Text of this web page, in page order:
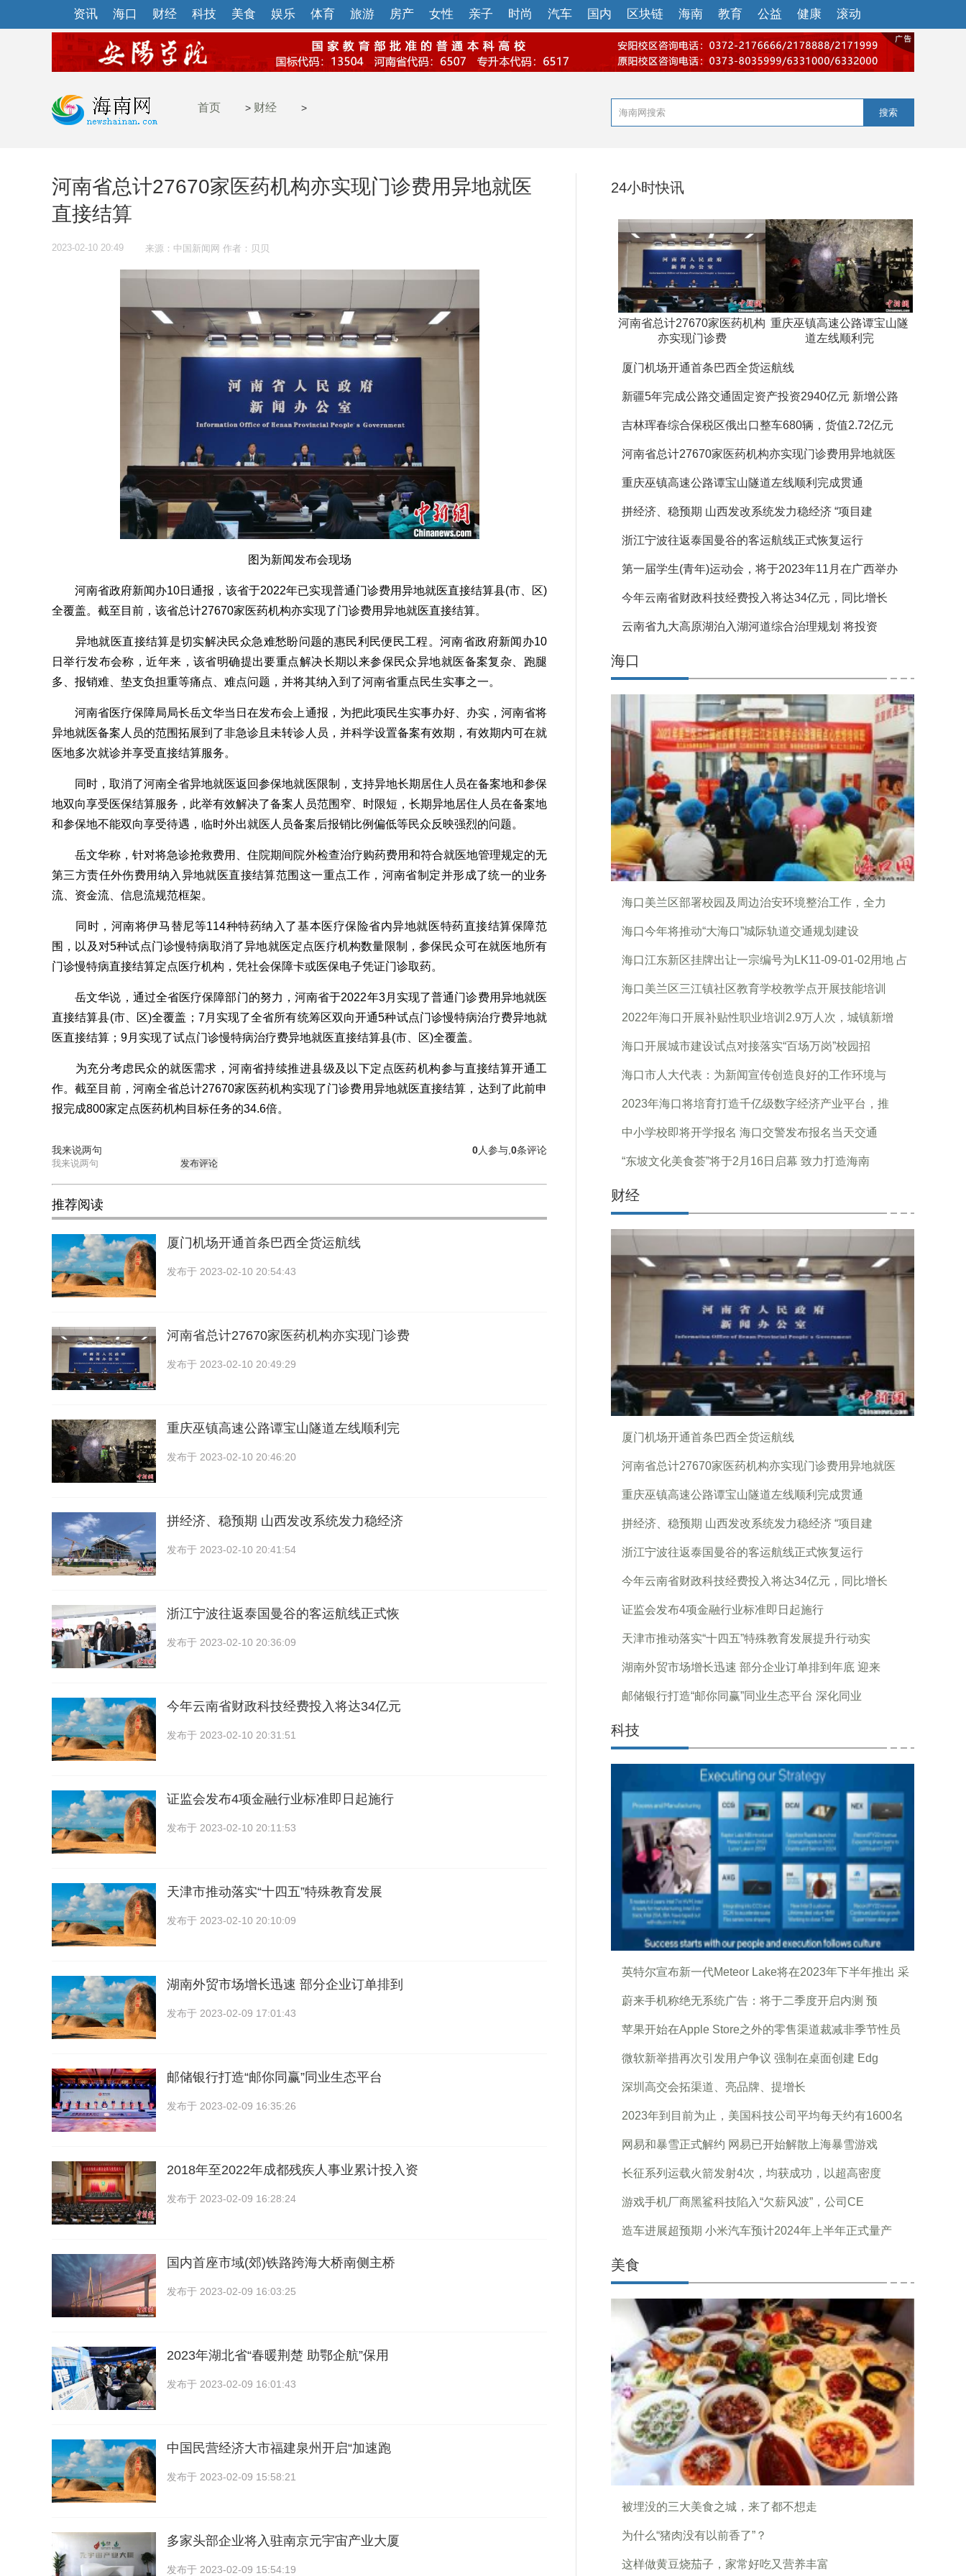
资讯 海口 财经 科技 美食 娱乐 体育 旅游 房产 女性 亲子 时尚 汽车 国内 区块链 海南 教育 公益 健康 滚动
首页 > 财经 > 搜索
河南省总计27670家医药机构亦实现门诊费用异地就医
直接结算
2023-02-10 20:49 来源：中国新闻网 作者：贝贝
图为新闻发布会现场
河南省政府新闻办10日通报，该省于2022年已实现普通门诊费用异地就医直接结算县(市、区)
全覆盖。截至目前，该省总计27670家医药机构亦实现了门诊费用异地就医直接结算。
异地就医直接结算是切实解决民众急难愁盼问题的惠民利民便民工程。河南省政府新闻办10
日举行发布会称，近年来，该省明确提出要重点解决长期以来参保民众异地就医备案复杂、跑腿
多、报销难、垫支负担重等痛点、难点问题，并将其纳入到了河南省重点民生实事之一。
河南省医疗保障局局长岳文华当日在发布会上通报，为把此项民生实事办好、办实，河南省将
异地就医备案人员的范围拓展到了非急诊且未转诊人员，并科学设置备案有效期，有效期内可在就
医地多次就诊并享受直接结算服务。
同时，取消了河南全省异地就医返回参保地就医限制，支持异地长期居住人员在备案地和参保
地双向享受医保结算服务，此举有效解决了备案人员范围窄、时限短，长期异地居住人员在备案地
和参保地不能双向享受待遇，临时外出就医人员备案后报销比例偏低等民众反映强烈的问题。
岳文华称，针对将急诊抢救费用、住院期间院外检查治疗购药费用和符合就医地管理规定的无
第三方责任外伤费用纳入异地就医直接结算范围这一重点工作，河南省制定并形成了统一的业务
流、资金流、信息流规范框架。
同时，河南将伊马替尼等114种特药纳入了基本医疗保险省内异地就医特药直接结算保障范
围，以及对5种试点门诊慢特病取消了异地就医定点医疗机构数量限制，参保民众可在就医地所有
门诊慢特病直接结算定点医疗机构，凭社会保障卡或医保电子凭证门诊取药。
岳文华说，通过全省医疗保障部门的努力，河南省于2022年3月实现了普通门诊费用异地就医
直接结算县(市、区)全覆盖；7月实现了全省所有统筹区双向开通5种试点门诊慢特病治疗费异地就
医直接结算；9月实现了试点门诊慢特病治疗费异地就医直接结算县(市、区)全覆盖。
为充分考虑民众的就医需求，河南省持续推进县级及以下定点医药机构参与直接结算开通工
作。截至目前，河南全省总计27670家医药机构实现了门诊费用异地就医直接结算，达到了此前申
报完成800家定点医药机构目标任务的34.6倍。
我来说两句 0条评论
0人参与,
发布评论
推荐阅读
厦门机场开通首条巴西全货运航线
发布于 2023-02-10 20:54:43
河南省总计27670家医药机构亦实现门诊费
发布于 2023-02-10 20:49:29
重庆巫镇高速公路谭宝山隧道左线顺利完
发布于 2023-02-10 20:46:20
拼经济、稳预期 山西发改系统发力稳经济
发布于 2023-02-10 20:41:54
浙江宁波往返泰国曼谷的客运航线正式恢
发布于 2023-02-10 20:36:09
今年云南省财政科技经费投入将达34亿元
发布于 2023-02-10 20:31:51
证监会发布4项金融行业标准即日起施行
发布于 2023-02-10 20:11:53
天津市推动落实“十四五”特殊教育发展
发布于 2023-02-10 20:10:09
湖南外贸市场增长迅速 部分企业订单排到
发布于 2023-02-09 17:01:43
邮储银行打造“邮你同赢”同业生态平台
发布于 2023-02-09 16:35:26
2018年至2022年成都残疾人事业累计投入资
发布于 2023-02-09 16:28:24
国内首座市域(郊)铁路跨海大桥南侧主桥
发布于 2023-02-09 16:03:25
2023年湖北省“春暖荆楚 助鄂企航”保用
发布于 2023-02-09 16:01:43
中国民营经济大市福建泉州开启“加速跑
发布于 2023-02-09 15:58:21
多家头部企业将入驻南京元宇宙产业大厦
发布于 2023-02-09 15:54:19
24小时快讯
河南省总计27670家医药机构
亦实现门诊费
重庆巫镇高速公路谭宝山隧
道左线顺利完
厦门机场开通首条巴西全货运航线
新疆5年完成公路交通固定资产投资2940亿元 新增公路
吉林珲春综合保税区俄出口整车680辆，货值2.72亿元
河南省总计27670家医药机构亦实现门诊费用异地就医
重庆巫镇高速公路谭宝山隧道左线顺利完成贯通
拼经济、稳预期 山西发改系统发力稳经济 “项目建
浙江宁波往返泰国曼谷的客运航线正式恢复运行
第一届学生(青年)运动会，将于2023年11月在广西举办
今年云南省财政科技经费投入将达34亿元，同比增长
云南省九大高原湖泊入湖河道综合治理规划 将投资
海口
海口美兰区部署校园及周边治安环境整治工作，全力
海口今年将推动“大海口”城际轨道交通规划建设
海口江东新区挂牌出让一宗编号为LK11-09-01-02用地 占
海口美兰区三江镇社区教育学校教学点开展技能培训
2022年海口开展补贴性职业培训2.9万人次，城镇新增
海口开展城市建设试点对接落实“百场万岗”校园招
海口市人大代表：为新闻宣传创造良好的工作环境与
2023年海口将培育打造千亿级数字经济产业平台，推
中小学校即将开学报名 海口交警发布报名当天交通
“东坡文化美食荟”将于2月16日启幕 致力打造海南
财经
厦门机场开通首条巴西全货运航线
河南省总计27670家医药机构亦实现门诊费用异地就医
重庆巫镇高速公路谭宝山隧道左线顺利完成贯通
拼经济、稳预期 山西发改系统发力稳经济 “项目建
浙江宁波往返泰国曼谷的客运航线正式恢复运行
今年云南省财政科技经费投入将达34亿元，同比增长
证监会发布4项金融行业标准即日起施行
天津市推动落实“十四五”特殊教育发展提升行动实
湖南外贸市场增长迅速 部分企业订单排到年底 迎来
邮储银行打造“邮你同赢”同业生态平台 深化同业
科技
英特尔宣布新一代Meteor Lake将在2023年下半年推出 采
蔚来手机称绝无系统广告：将于二季度开启内测 预
苹果开始在Apple Store之外的零售渠道裁减非季节性员
微软新举措再次引发用户争议 强制在桌面创建 Edg
深圳高交会拓渠道、亮品牌、提增长
2023年到目前为止，美国科技公司平均每天约有1600名
网易和暴雪正式解约 网易已开始解散上海暴雪游戏
长征系列运载火箭发射4次，均获成功，以超高密度
游戏手机厂商黑鲨科技陷入“欠薪风波”，公司CE
造车进展超预期 小米汽车预计2024年上半年正式量产
美食
被埋没的三大美食之城，来了都不想走
为什么“猪肉没有以前香了”？
这样做黄豆烧茄子，家常好吃又营养丰富